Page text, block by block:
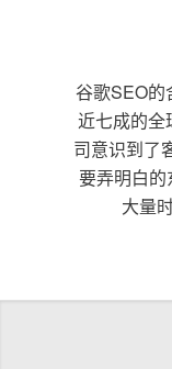
谷歌SEO的
近七成的全
司意识到了
要弄明白
大量